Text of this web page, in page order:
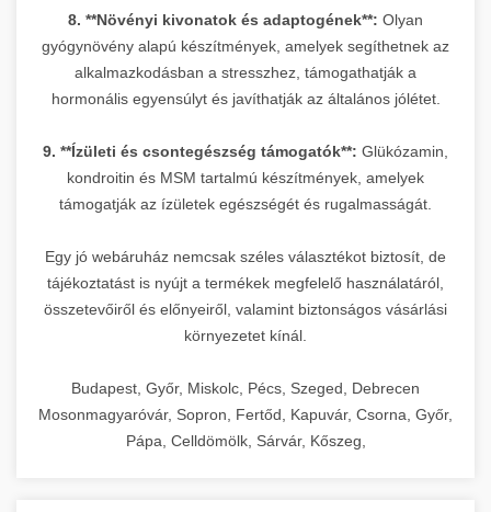
8. **Növényi kivonatok és adaptogének**: Olyan
gyógynövény alapú készítmények, amelyek segíthetnek az
alkalmazkodásban a stresszhez, támogathatják a
hormonális egyensúlyt és javíthatják az általános jólétet.
9. **Ízületi és csontegészség támogatók**: Glükózamin,
kondroitin és MSM tartalmú készítmények, amelyek
támogatják az ízületek egészségét és rugalmasságát.
Egy jó webáruház nemcsak széles választékot biztosít, de
tájékoztatást is nyújt a termékek megfelelő használatáról,
összetevőiről és előnyeiről, valamint biztonságos vásárlási
környezetet kínál.
Budapest, Győr, Miskolc, Pécs, Szeged, Debrecen
Mosonmagyaróvár, Sopron, Fertőd, Kapuvár, Csorna, Győr,
Pápa, Celldömölk, Sárvár, Kőszeg,